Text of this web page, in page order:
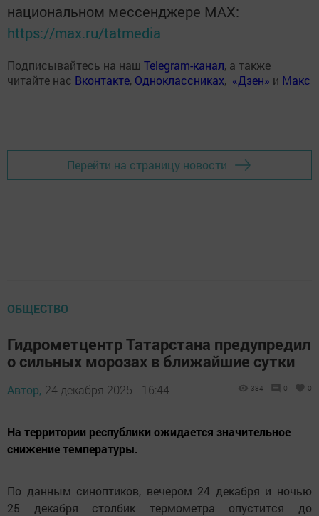
национальном мессенджере MАХ:
https://max.ru/tatmedia
Подписывайтесь на наш Telegram-канал, а также
читайте нас Вконтакте, Одноклассниках, «Дзен» и Макс
Перейти на страницу новости
ОБЩЕСТВО
Гидрометцентр Татарстана предупредил
о сильных морозах в ближайшие сутки
Автор, 24 декабря 2025 - 16:44 384 0 0
На территории республики ожидается значительное
снижение температуры.
По данным синоптиков, вечером 24 декабря и ночью
25 декабря столбик термометра опустится до